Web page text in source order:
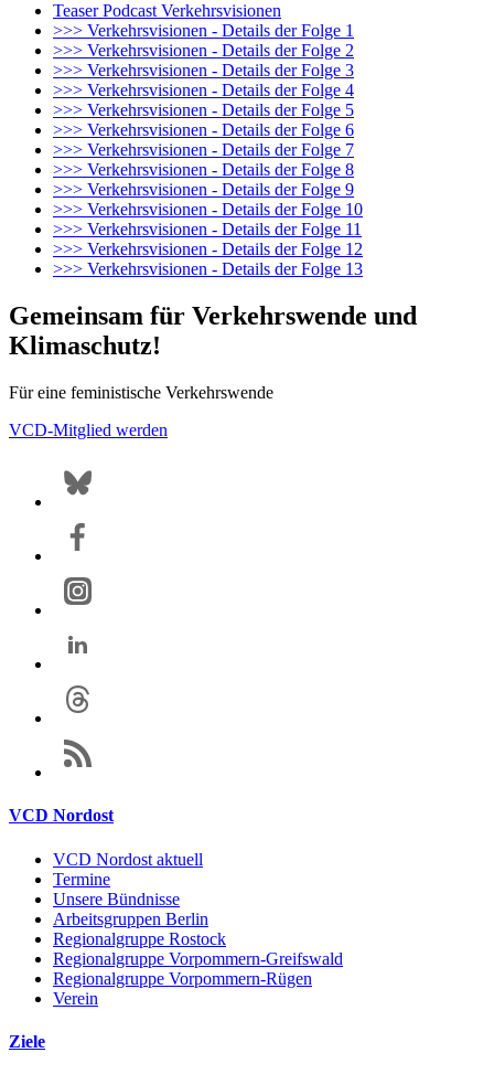
Teaser Podcast Verkehrsvisionen
>>> Verkehrsvisionen - Details der Folge 1
>>> Verkehrsvisionen - Details der Folge 2
>>> Verkehrsvisionen - Details der Folge 3
>>> Verkehrsvisionen - Details der Folge 4
>>> Verkehrsvisionen - Details der Folge 5
>>> Verkehrsvisionen - Details der Folge 6
>>> Verkehrsvisionen - Details der Folge 7
>>> Verkehrsvisionen - Details der Folge 8
>>> Verkehrsvisionen - Details der Folge 9
>>> Verkehrsvisionen - Details der Folge 10
>>> Verkehrsvisionen - Details der Folge 11
>>> Verkehrsvisionen - Details der Folge 12
>>> Verkehrsvisionen - Details der Folge 13
Gemeinsam für Verkehrswende und
Klimaschutz!
Für eine feministische Verkehrswende
VCD-Mitglied werden
VCD Nordost
VCD Nordost aktuell
Termine
Unsere Bündnisse
Arbeitsgruppen Berlin
Regionalgruppe Rostock
Regionalgruppe Vorpommern-Greifswald
Regionalgruppe Vorpommern-Rügen
Verein
Ziele